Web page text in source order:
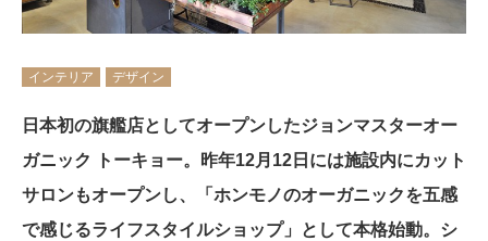
インテリア デザイン
日本初の旗艦店としてオープンしたジョンマスターオー
ガニック トーキョー。昨年12月12日には施設内にカット
サロンもオープンし、「ホンモノのオーガニックを五感
で感じるライフスタイルショップ」として本格始動。シ